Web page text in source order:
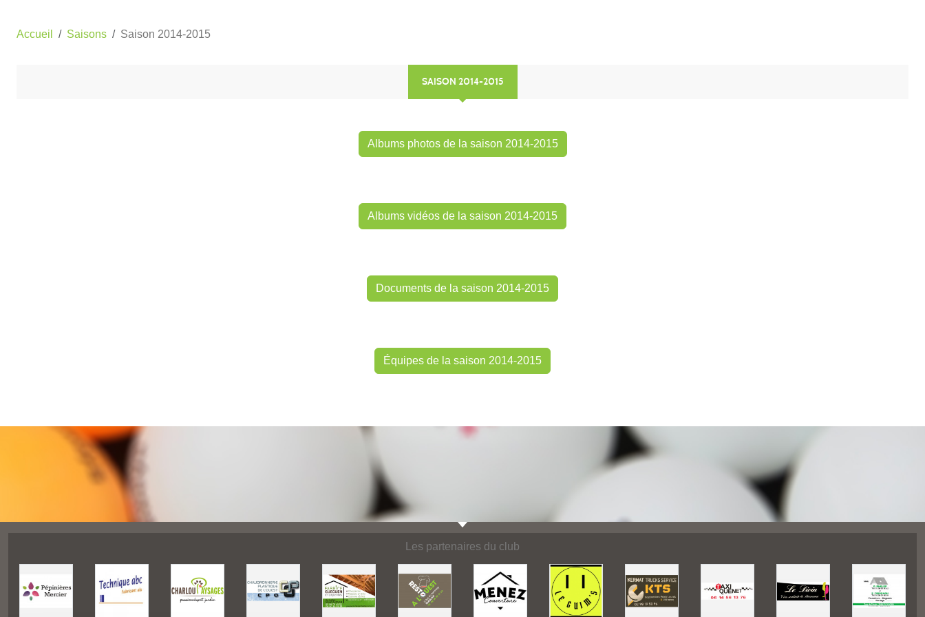
Accueil Saisons Saison 2014-2015
SAISON 2014-2015
Albums photos de la saison 2014-2015
Albums vidéos de la saison 2014-2015
Documents de la saison 2014-2015
Équipes de la saison 2014-2015
Les partenaires du club